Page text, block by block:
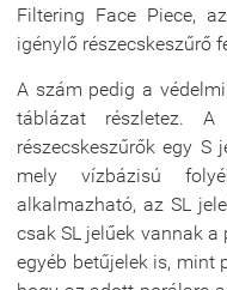
Filtering Face Piece,
igénylő részecskeszűrő
A szám pedig a
táblázat részletez. A
részecskeszűrők egy S
mely vízbázisú
alkalmazható, az SL
csak SL jelűek vannak
egyéb betűjelek is, mint